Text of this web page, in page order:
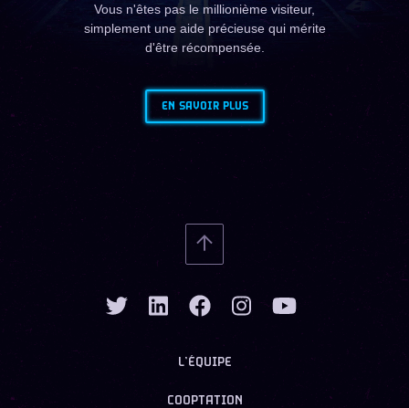
Vous n'êtes pas le millionième visiteur,
simplement une aide précieuse qui mérite
d'être récompensée.
EN SAVOIR PLUS
L’ÉQUIPE
COOPTATION